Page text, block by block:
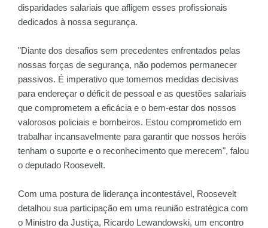
disparidades salariais que afligem esses profissionais
dedicados à nossa segurança.
"Diante dos desafios sem precedentes enfrentados pelas
nossas forças de segurança, não podemos permanecer
passivos. É imperativo que tomemos medidas decisivas
para endereçar o déficit de pessoal e as questões salariais
que comprometem a eficácia e o bem-estar dos nossos
valorosos policiais e bombeiros. Estou comprometido em
trabalhar incansavelmente para garantir que nossos heróis
tenham o suporte e o reconhecimento que merecem", falou
o deputado Roosevelt.
Com uma postura de liderança incontestável, Roosevelt
detalhou sua participação em uma reunião estratégica com
o Ministro da Justiça, Ricardo Lewandowski, um encontro